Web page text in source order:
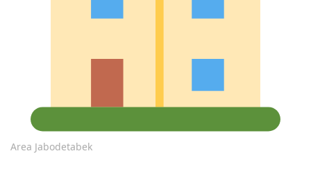
Area Jabodetabek